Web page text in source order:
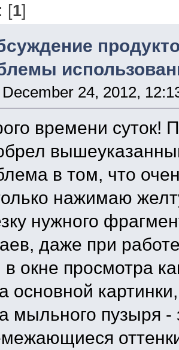
[1]
December 24, 2012,
времени суток!
в том, что
нажимаю
нужного
даже при
окне просмотра
основной
мыльного пузыря